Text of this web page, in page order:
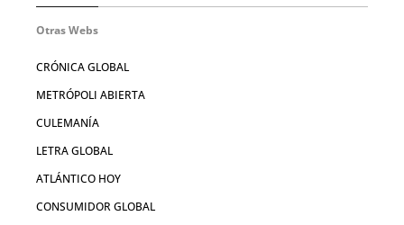
Otras Webs
CRÓNICA GLOBAL
METRÓPOLI ABIERTA
CULEMANÍA
LETRA GLOBAL
ATLÁNTICO HOY
CONSUMIDOR GLOBAL